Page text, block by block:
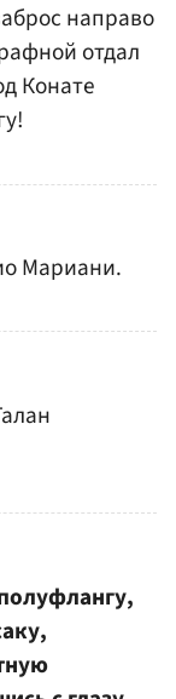
направо
отдал
Конате
Мариани.